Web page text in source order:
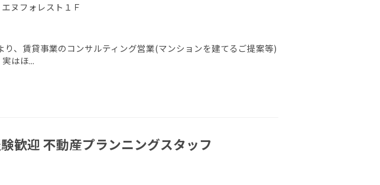
ヌフォレスト１Ｆ
り、賃貸事業のコンサルティング営業(マンションを建てるご提案等)
はほ...
歓迎 不動産プランニングスタッフ